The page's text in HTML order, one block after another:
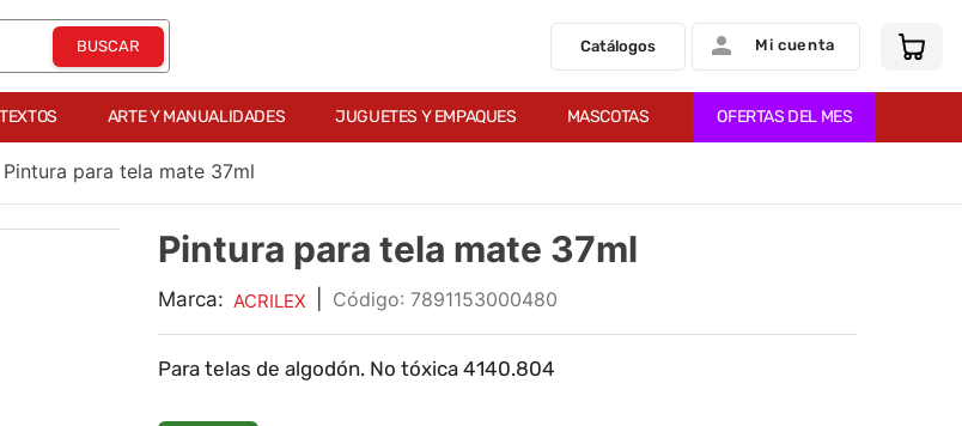
Catálogos Mi cuenta
ARTE Y MANUALIDADES JUGUETES Y EMPAQUES MASCOTAS OFERTAS DEL MES
Pintura para tela mate 37ml
Pintura para tela mate 37ml
Marca: ACRILEX : 7891153000480
Para telas de algodón. No tóxica 4140.804